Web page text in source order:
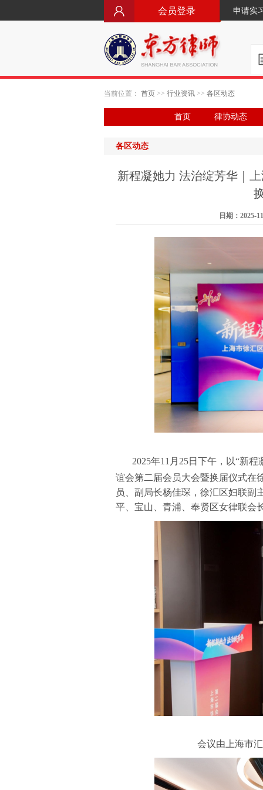
会员登录 申请实
当前位置： 首页 >> 行业资讯 >> 各区动态
首页 律协动态
各区动态
新程凝她力 法治绽芳华｜
日期：2025-
2025年11月25日下午，以“新
谊会第二届会员大会暨换届仪式在
员、副局长杨佳琛，徐汇区妇联副
平、宝山、青浦、奉贤区女律联会
会议由上海市